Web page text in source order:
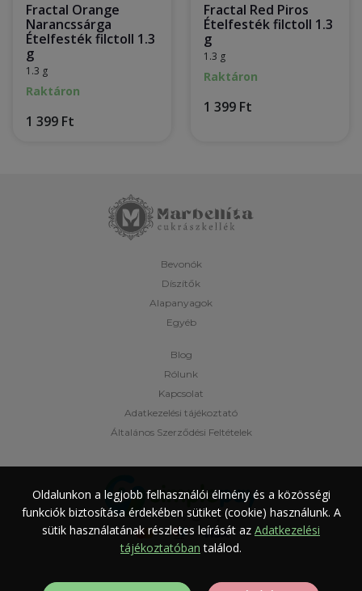
Fractal Orange
Narancssárga
Ételfesték filctoll 1.3
g
1.3 g
Raktáron
1 399 Ft
Fractal Red Piros
Ételfesték filctoll 1.3
g
1.3 g
Raktáron
1 399 Ft
Oldalunkon a legjobb felhasználói élmény és a közösségi
funkciók biztosítása érdekében sütiket (cookie) használunk. A
sütik használatának részletes leírását az Adatkezelési
tájékoztatóban találod.
Bevonók
Díszítők
Alapanyagok
Egyéb
Blog
Rólunk
Kapcsolat
Adatkezelési tájékoztató
Általános Szerződési Feltételek